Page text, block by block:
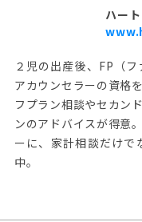
ハー
２児の出産後、FP（
アカウンセラーの資格
フプラン相談やセカン
ンのアドバイスが得意
ーに、家計相談だけで
中。